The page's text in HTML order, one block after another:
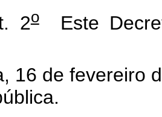
oEste
de fevereiro